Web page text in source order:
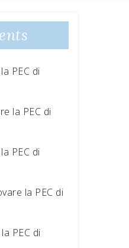
PEC di
la PEC di
PEC di
la PEC di
PEC di